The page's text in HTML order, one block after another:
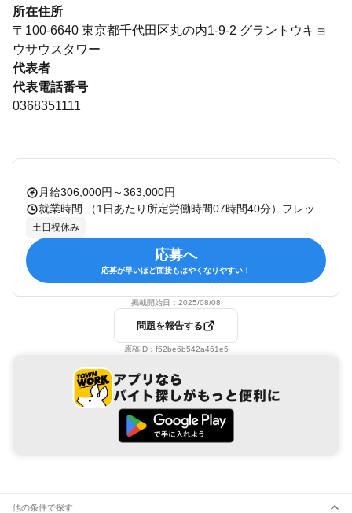
所在住所
〒100-6640 東京都千代田区丸の内1-9-2 グラントウキョ
ウサウスタワー
代表者
代表電話番号
0368351111
月給306,000円～363,000円
土日祝休み
応募へ
応募が早いほど面接もはやくなりやすい！
掲載開始日： 2025/08/08
問題を報告する
原稿ID： f52be6b542a461e5
他の条件で探す